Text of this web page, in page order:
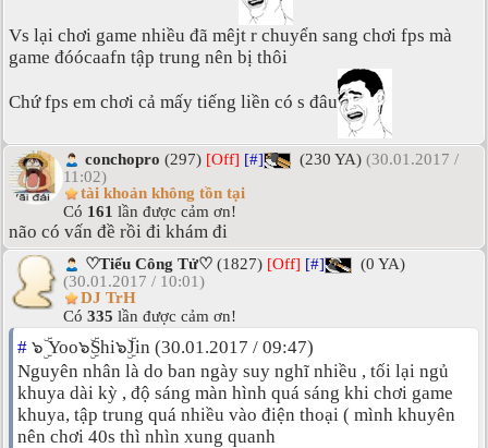
Vs lại chơi game nhiều đã mêjt r chuyển sang chơi fps mà
game đóócaafn tập trung nên bị thôi
Chứ fps em chơi cả mấy tiếng liền có s đâu
conchopro (297) [Off] [#] (230 YA) (30.01.2017 /
11:02)
tài khoản không tồn tại
Có 161 lần được cảm ơn!
não có vấn đề rồi đi khám đi
♡Tiểu Công Tử♡ (1827) [Off] [#]
(0 YA)
(30.01.2017 / 10:01)
DJ TrH
Có 335 lần được cảm ơn!
# ๖ۣۜ Yoo๖ۣۜShi๖ۣۜJin (30.01.2017 / 09:47)
Nguyên nhân là do ban ngày suy nghĩ nhiều , tối lại ngủ
khuya dài kỳ , độ sáng màn hình quá sáng khi chơi game
khuya, tập trung quá nhiều vào điện thoại ( mình khuyên
nên chơi 40s thì nhìn xung quanh